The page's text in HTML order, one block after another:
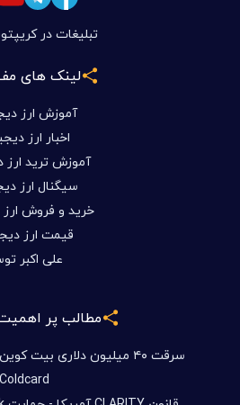
تبلیغات در
لینک های
آموزش ارز
اخبار ارز
آموزش ترید ارز
سیگنال ارز
خرید و فروش
قیمت ارز
علی اکبر
مطالب پر
سرقت ۴۰ میلیون دلاری
Coldcard